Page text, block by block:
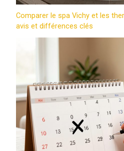
Comparer le spa Vichy et les
avis et différences clés